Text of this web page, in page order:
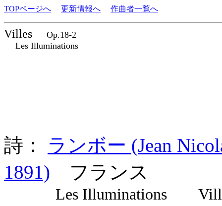
TOPページへ 更新情報へ 作曲者一覧へ
Villes
Op.18-2
Les Illuminations
詩： ランボー (Jean
1891) フランス
Les Illuminations